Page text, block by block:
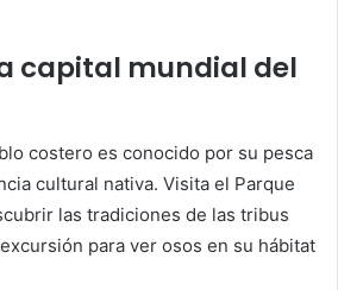
capital mundial del
costero es conocido por su pesca
cultural nativa. Visita el Parque
las tradiciones de las tribus
para ver osos en su hábitat